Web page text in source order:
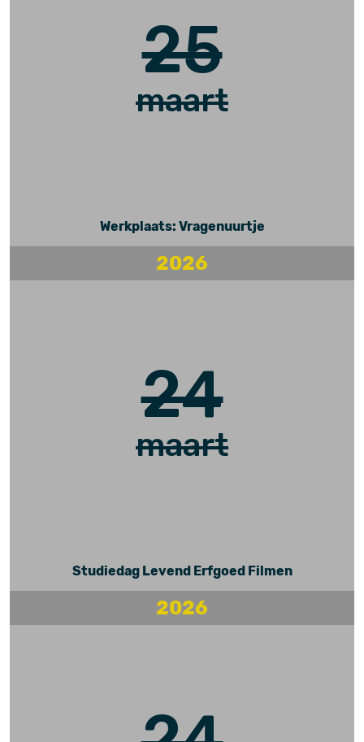
25
maart
Werkplaats: Vragenuurtje
2026
24
maart
Studiedag Levend Erfgoed Filmen
2026